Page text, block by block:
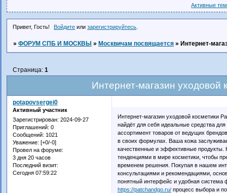
Активные
Привет, Гость! Войдите илизарегистрируйтесь
» ФОРУМ СПБ И МОСКВЫ » Москвичам посвящается » Интернет-
Интернет-магазин уходовой
Страница: 1
potapovsergei0
Активный участник
Зарегистрирован: 2024-09-27
Приглашений: 0
Сообщений: 1021
Уважение: [+0/-0]
Провел на форуме:
3 дня 20 часов
Последний визит:
Сегодня 07:59:22
Интернет-магазин уходовой косметики
найдёт для себя идеальные средства
ассортимент товаров от ведущих
в своих формулах. Ваша кожа
качественные и эффективные продукты.
тенденциями в мире косметики, чтобы
временем решения. Покупая в нашем
консультациями и рекомендациями,
понятный интерфейс и удобная система
https://patchandgo.ru/процесс выбора и